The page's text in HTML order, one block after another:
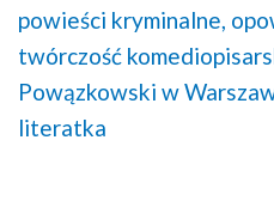
powieści kryminalne,
twórczość
Powązkowski w
literatka